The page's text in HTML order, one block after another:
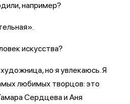
например?
искусства?
но я увлекаюсь. Я
любимых творцов: это
Сердцева и Аня